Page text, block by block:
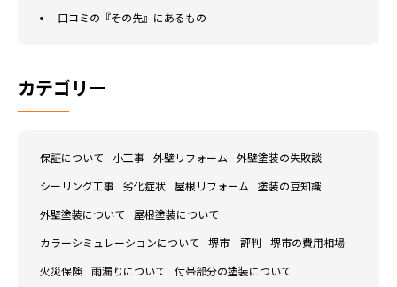
口コミの『その先』にあるもの
カテゴリー
保証について 小工事 外壁リフォーム 外壁塗装の失敗談
シーリング工事 劣化症状 屋根リフォーム 塗装の豆知識
外壁塗装について 屋根塗装について
カラーシミュレーションについて 堺市 評判 堺市の費用相場
火災保険 雨漏りについて 付帯部分の塗装について